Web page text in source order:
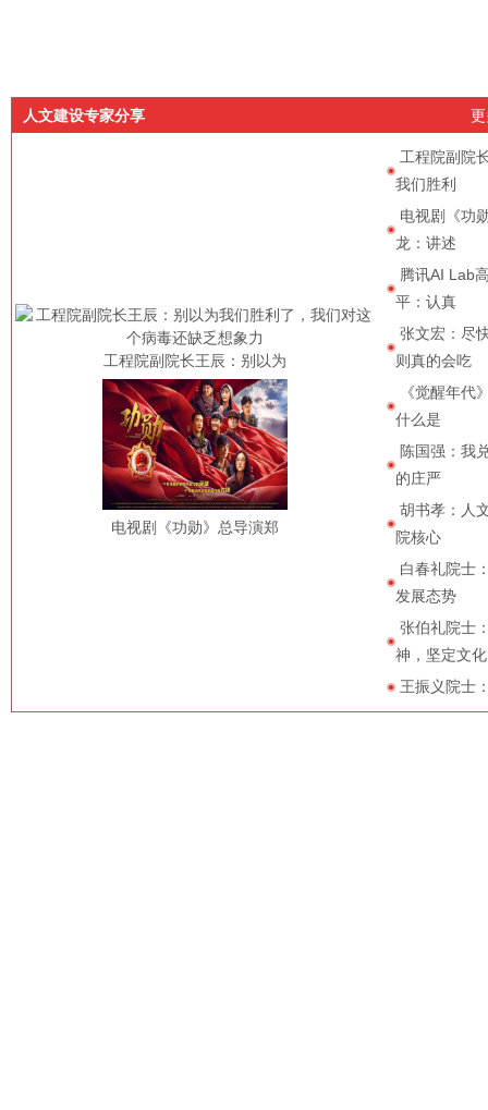
人文建设专家分享
工程院副院长王辰：别以为
电视剧《功勋》总导演郑
工程院副院
我们胜利
电视剧《功
龙：讲述
腾讯AI Lab
平：认真
张文宏：尽
则真的会吃
《觉醒年代
什么是
陈国强：我
的庄严
胡书孝：人
院核心
白春礼院士
发展态势
张伯礼院士
神，坚定文化
王振义院士